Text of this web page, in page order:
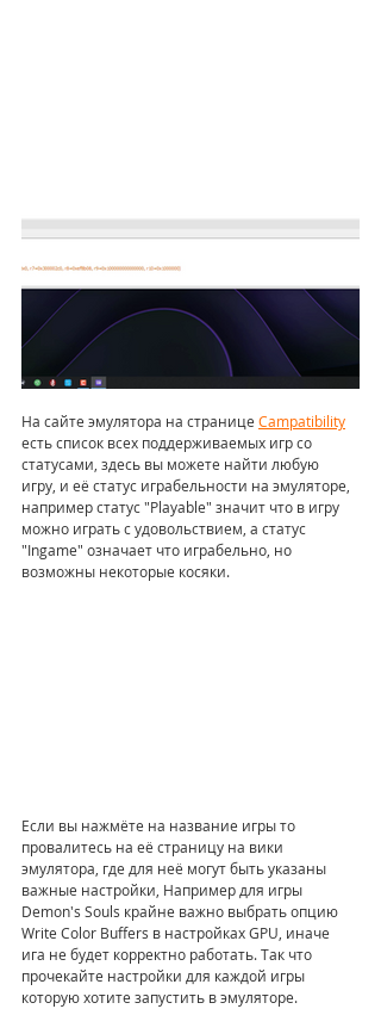
На сайте эмулятора на странице Campatibility
есть список всех поддерживаемых игр со
статусами, здесь вы можете найти любую
игру, и её статус играбельности на эмуляторе,
например статус "Playable" значит что в игру
можно играть с удовольствием, а статус
"Ingame" означает что играбельно, но
возможны некоторые косяки.
Если вы нажмёте на название игры то
провалитесь на её страницу на вики
эмулятора, где для неё могут быть указаны
важные настройки, Например для игры
Demon's Souls крайне важно выбрать опцию
Write Color Buffers в настройках GPU, иначе
ига не будет корректно работать. Так что
прочекайте настройки для каждой игры
которую хотите запустить в эмуляторе.